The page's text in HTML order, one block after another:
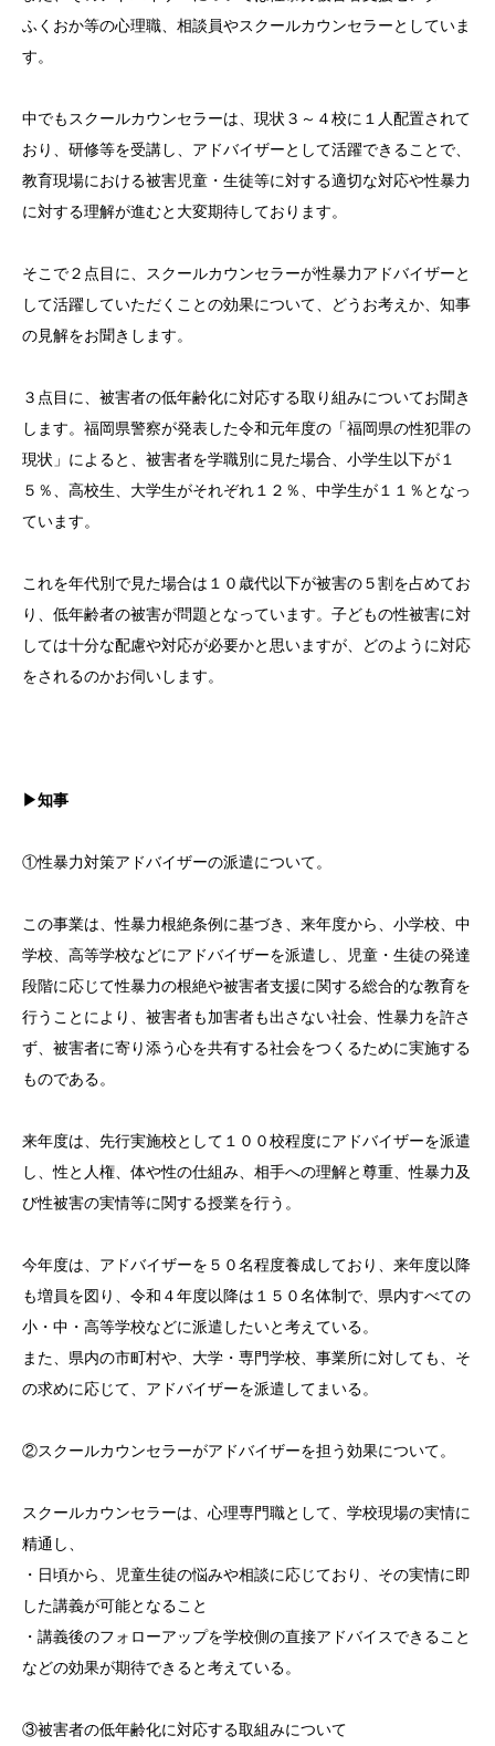
ふくおか等の心理職、相談員やスクールカウンセラーとしていま
す。
中でもスクールカウンセラーは、現状３～４校に１人配置されて
おり、研修等を受講し、アドバイザーとして活躍できることで、
教育現場における被害児童・生徒等に対する適切な対応や性暴力
に対する理解が進むと大変期待しております。
そこで２点目に、スクールカウンセラーが性暴力アドバイザーと
して活躍していただくことの効果について、どうお考えか、知事
の見解をお聞きします。
３点目に、被害者の低年齢化に対応する取り組みについてお聞き
します。福岡県警察が発表した令和元年度の「福岡県の性犯罪の
現状」によると、被害者を学職別に見た場合、小学生以下が１
５％、高校生、大学生がそれぞれ１２％、中学生が１１％となっ
ています。
これを年代別で見た場合は１０歳代以下が被害の５割を占めてお
り、低年齢者の被害が問題となっています。子どもの性被害に対
しては十分な配慮や対応が必要かと思いますが、どのように対応
をされるのかお伺いします。
▶知事
①性暴力対策アドバイザーの派遣について。
この事業は、性暴力根絶条例に基づき、来年度から、小学校、中
学校、高等学校などにアドバイザーを派遣し、児童・生徒の発達
段階に応じて性暴力の根絶や被害者支援に関する総合的な教育を
行うことにより、被害者も加害者も出さない社会、性暴力を許さ
ず、被害者に寄り添う心を共有する社会をつくるために実施する
ものである。
来年度は、先行実施校として１００校程度にアドバイザーを派遣
し、性と人権、体や性の仕組み、相手への理解と尊重、性暴力及
び性被害の実情等に関する授業を行う。
今年度は、アドバイザーを５０名程度養成しており、来年度以降
も増員を図り、令和４年度以降は１５０名体制で、県内すべての
小・中・高等学校などに派遣したいと考えている。
また、県内の市町村や、大学・専門学校、事業所に対しても、そ
の求めに応じて、アドバイザーを派遣してまいる。
②スクールカウンセラーがアドバイザーを担う効果について。
スクールカウンセラーは、心理専門職として、学校現場の実情に
精通し、
・日頃から、児童生徒の悩みや相談に応じており、その実情に即
した講義が可能となること
・講義後のフォローアップを学校側の直接アドバイスできること
などの効果が期待できると考えている。
③被害者の低年齢化に対応する取組みについて